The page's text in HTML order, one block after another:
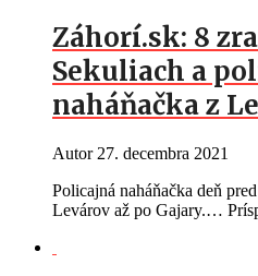
Záhorí.sk: 8
Sekuliach a
naháňačka z
Autor 27. decembra 2021
Policajná naháňačka deň
Levárov až po Gajary.…